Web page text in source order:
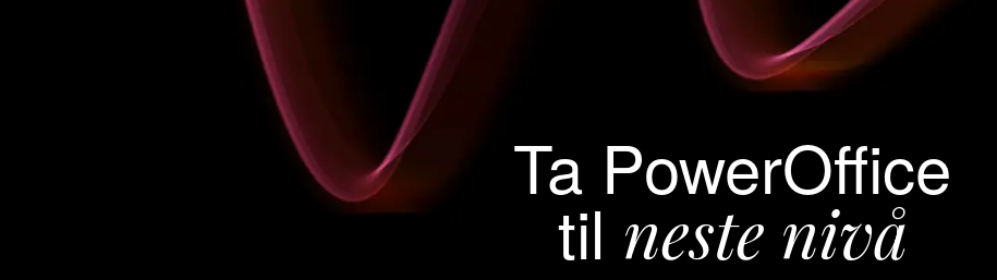
Ta PowerOffice
til neste nivå